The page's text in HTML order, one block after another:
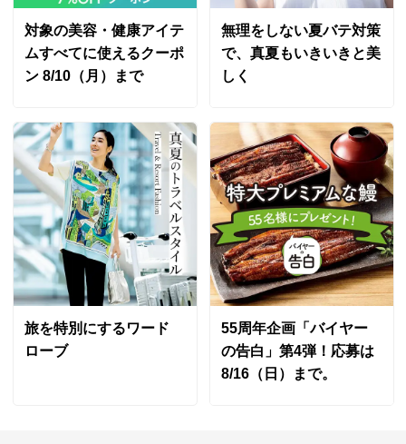
対象の美容・健康アイテ
ムすべてに使えるクーポ
ン 8/10（月）まで
無理をしない夏バテ対策
で、真夏もいきいきと美
しく
旅を特別にするワード
ローブ
55周年企画「バイヤー
の告白」第4弾！応募は
8/16（日）まで。